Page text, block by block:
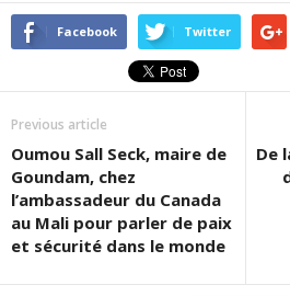
sur
Twitter(ouvre
dans
sur
Facebook(ouvre
dans
nouvelle
fenêtre)
sur
Google+
(ouvre
dans
une
nouvelle
fenêtre)
Facebook Twitter
Previous article
Oumou Sall Seck, maire de
Goundam, chez
l’ambassadeur du Canada
au Mali pour parler de paix
et sécurité dans le monde
De